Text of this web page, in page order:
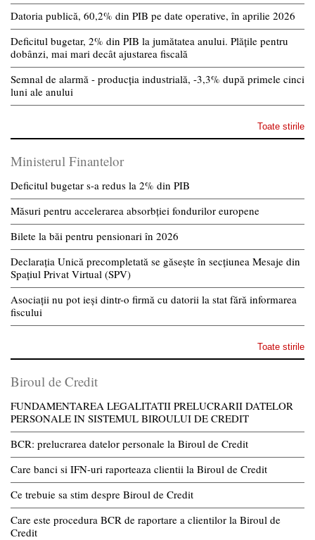
Datoria publică, 60,2% din PIB pe date operative, în aprilie 2026
Deficitul bugetar, 2% din PIB la jumătatea anului. Plățile pentru
dobânzi, mai mari decât ajustarea fiscală
Semnal de alarmă - producția industrială, -3,3% după primele cinci
luni ale anului
Toate stirile
Ministerul Finantelor
Deficitul bugetar s-a redus la 2% din PIB
Măsuri pentru accelerarea absorbției fondurilor europene
Bilete la băi pentru pensionari în 2026
Declarația Unică precompletată se găsește în secțiunea Mesaje din
Spațiul Privat Virtual (SPV)
Asociații nu pot ieși dintr-o firmă cu datorii la stat fără informarea
fiscului
Toate stirile
Biroul de Credit
FUNDAMENTAREA LEGALITATII PRELUCRARII DATELOR
PERSONALE IN SISTEMUL BIROULUI DE CREDIT
BCR: prelucrarea datelor personale la Biroul de Credit
Care banci si IFN-uri raporteaza clientii la Biroul de Credit
Ce trebuie sa stim despre Biroul de Credit
Care este procedura BCR de raportare a clientilor la Biroul de
Credit